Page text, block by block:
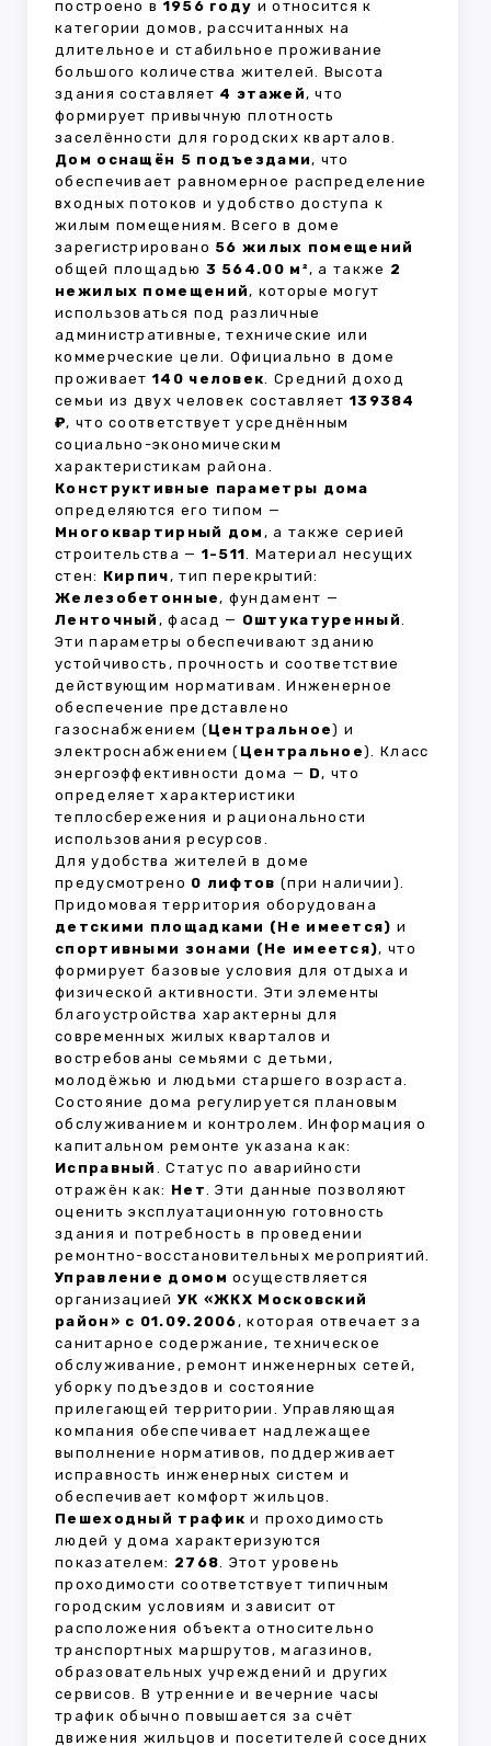
построено в 1956 году и относится к
категории домов, рассчитанных на
длительное и стабильное проживание
большого количества жителей. Высота
здания составляет 4 этажей, что
формирует привычную плотность
заселённости для городских кварталов.
Дом оснащён 5 подъездами, что
обеспечивает равномерное распределение
входных потоков и удобство доступа к
жилым помещениям. Всего в доме
зарегистрировано 56 жилых помещений
общей площадью 3 564.00 м², а также 2
нежилых помещений, которые могут
использоваться под различные
административные, технические или
коммерческие цели. Официально в доме
проживает 140 человек. Средний доход
семьи из двух человек составляет 139384
₽, что соответствует усреднённым
социально-экономическим
характеристикам района.
Конструктивные параметры дома
определяются его типом —
Многоквартирный дом , а также серией
строительства — 1-511. Материал несущих
стен: Кирпич, тип перекрытий:
Железобетонные, фундамент —
Ленточный , фасад — Оштукатуренный.
Эти параметры обеспечивают зданию
устойчивость, прочность и соответствие
действующим нормативам. Инженерное
обеспечение представлено
газоснабжением (Центральное) и
электроснабжением ( Центральное). Класс
энергоэффективности дома — D, что
определяет характеристики
теплосбережения и рациональности
использования ресурсов.
Для удобства жителей в доме
предусмотрено 0 лифтов (при наличии).
Придомовая территория оборудована
детскими площадками (Не имеется) и
спортивными зонами (Не имеется), что
формирует базовые условия для отдыха и
физической активности. Эти элементы
благоустройства характерны для
современных жилых кварталов и
востребованы семьями с детьми,
молодёжью и людьми старшего возраста.
Состояние дома регулируется плановым
обслуживанием и контролем. Информация о
капитальном ремонте указана как:
Исправный . Статус по аварийности
отражён как: Нет. Эти данные позволяют
оценить эксплуатационную готовность
здания и потребность в проведении
ремонтно-восстановительных мероприятий.
Управление домом осуществляется
организациейУК «ЖКХ Московский
район» с 01.09.2006, которая отвечает за
санитарное содержание, техническое
обслуживание, ремонт инженерных сетей,
уборку подъездов и состояние
прилегающей территории. Управляющая
компания обеспечивает надлежащее
выполнение нормативов, поддерживает
исправность инженерных систем и
обеспечивает комфорт жильцов.
Пешеходный трафик и проходимость
людей у дома характеризуются
показателем: 2768. Этот уровень
проходимости соответствует типичным
городским условиям и зависит от
расположения объекта относительно
транспортных маршрутов, магазинов,
образовательных учреждений и других
сервисов. В утренние и вечерние часы
трафик обычно повышается за счёт
движения жильцов и посетителей соседних